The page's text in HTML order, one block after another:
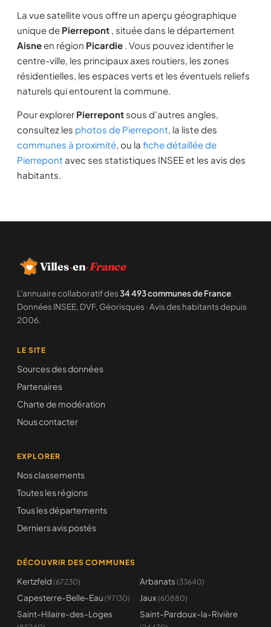
La vue satellite vous offre un aperçu géographique
unique de Pierrepont , située dans le département
Aisneen région Picardie . Vous pouvez identifier le
centre-ville, les principaux axes routiers, les zones
résidentielles, les espaces verts et les éventuels reliefs
naturels qui entourent la commune.
Pour explorer Pierrepont sous d'autres angles,
consultez les photos de Pierrepont, la liste des
communes à proximité, ou la fiche détaillée de
Pierrepont avec ses statistiques INSEE et les avis des
habitants.
Villes·en·France
L'annuaire collaboratif des34 493 communes de France.
Données INSEE, DVF, Géorisques · Avis des habitants depuis
2006.
LE SITE
Sources des données
Partenaires
Charte de modération
Nous contacter
EXPLORER
Nos classements
Toutes les régions
Tous les départements
Derniers avis postés
DÉCOUVRIR DES COMMUNES
Kertzfeld (67230) Arbanats (33640)
Capesterre-Belle-Eau (97130) Jaux (60880)
Saint-Hilaire-des-Loges Saint-Pardoux-la-Rivière